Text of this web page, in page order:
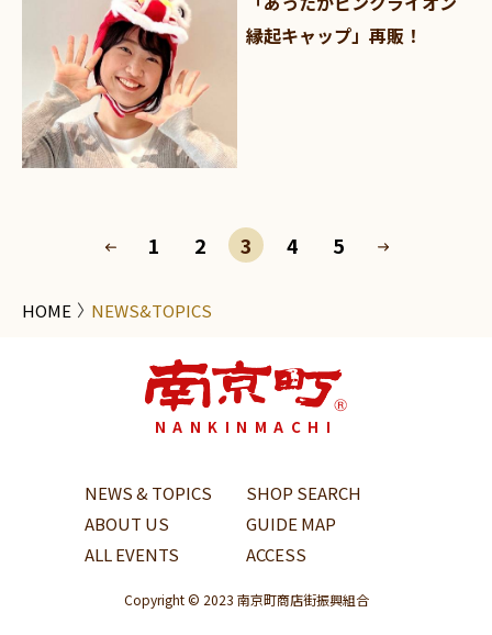
縁起キャップ」再販！
1 2 3 4 5
HOME NEWS&TOPICS
NANKINMACHI
NEWS & TOPICS
SHOP SEARCH
ABOUT US
GUIDE MAP
ALL EVENTS
ACCESS
Copyright © 2023 南京町商店街振興組合